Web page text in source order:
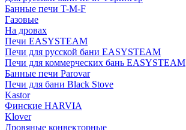
Банные печи T-M-F
Газовые
На дровах
Печи EASYSTEAM
Печи для русской бани EASYSTEAM
Печи для коммерческих бань EASYSTEAM
Банные печи Parovar
Печи для бани Black Stove
Kastor
Финские HARVIA
Klover
Дровяные конвекторные